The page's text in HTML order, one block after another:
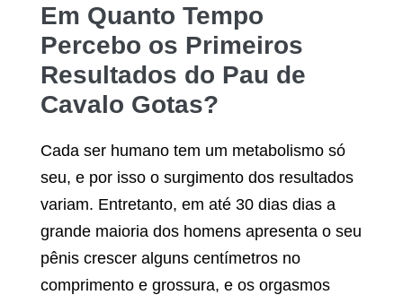
Em Quanto Tempo
Percebo os Primeiros
Resultados do Pau de
Cavalo Gotas?
Cada ser humano tem um metabolismo só
seu, e por isso o surgimento dos resultados
variam. Entretanto, em até 30 dias dias a
grande maioria dos homens apresenta o seu
pênis crescer alguns centímetros no
comprimento e grossura, e os orgasmos